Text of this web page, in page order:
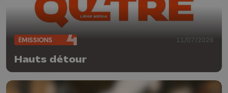
ÉMISSIONS 11/07/2026
Hauts détour